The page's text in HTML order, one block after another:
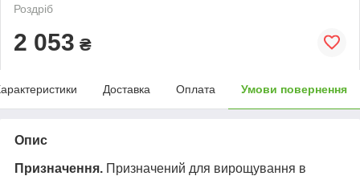
Роздріб
2 053 ₴
Доставка Оплата Умови повернення
Опис
Призначення. Призначений для вирощування в